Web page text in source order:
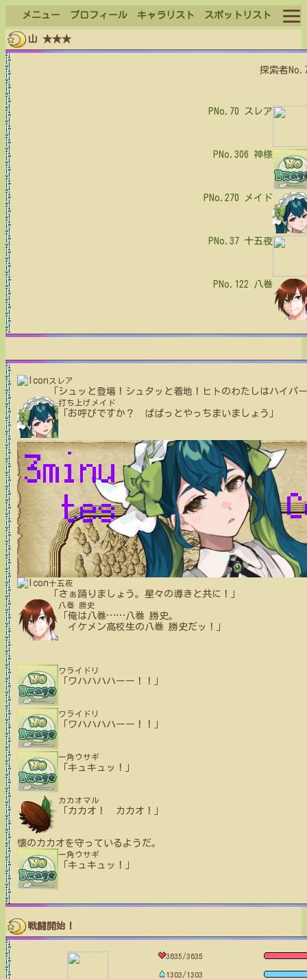
メニュー プロフィール キャラリスト スポットリスト
ログイン
山 ★★★
探索者
PNo.70 スレア
PNo.306 神様
PNo.270 メイド
PNo.37 十五夜
PNo.122 八巻
スレア
「シュッと登場！シュタッと着地！ヒトのわたしはハイパ
打ち上げメイド
「お呼びですか？ ぱぱっとやっちまいましょう」
十五夜
「さぁ踊りましょう。星々の導きと共に！」
八巻 勝史
「俺は八巻…… 八巻 勝史。
イケメン高校生の八巻 勝史だッ！」
ワライドリ
「ワハハハハーー！！」
ワライドリ
「ワハハハハーー！！」
一角ウサギ
「キュキュッ！」
カカオマル
「カカオ！ カカオ！」
懐のカカオを守っているようだ。
一角ウサギ
「キュキュッ！」
戦闘開始！
3635/3635
1303/1303